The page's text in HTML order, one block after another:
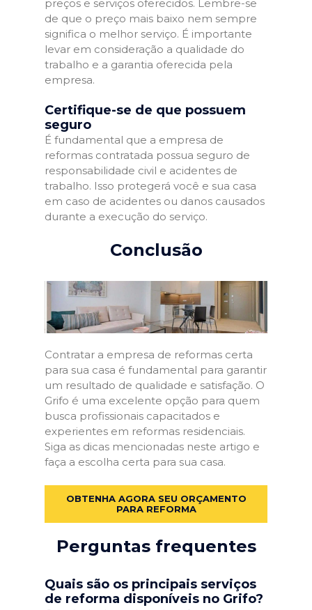
preços e serviços oferecidos. Lembre-se
de que o preço mais baixo nem sempre
significa o melhor serviço. É importante
levar em consideração a qualidade do
trabalho e a garantia oferecida pela
empresa.
Certifique-se de que possuem
seguro
É fundamental que a empresa de
reformas contratada possua seguro de
responsabilidade civil e acidentes de
trabalho. Isso protegerá você e sua casa
em caso de acidentes ou danos causados
durante a execução do serviço.
Conclusão
Contratar a empresa de reformas certa
para sua casa é fundamental para garantir
um resultado de qualidade e satisfação. O
Grifo é uma excelente opção para quem
busca profissionais capacitados e
experientes em reformas residenciais.
Siga as dicas mencionadas neste artigo e
faça a escolha certa para sua casa.
OBTENHA AGORA SEU ORÇAMENTO
PARA REFORMA
Perguntas frequentes
Quais são os principais serviços
de reforma disponíveis no Grifo?